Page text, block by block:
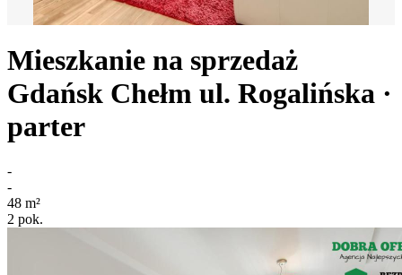
Mieszkanie na sprzedaż
Gdańsk Chełm ul. Rogalińska ·
parter
-
-
48 m²
2 pok.